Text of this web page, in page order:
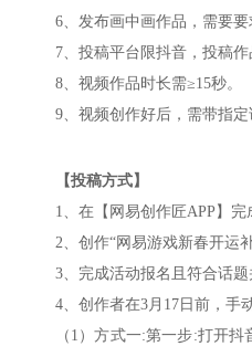
6、发布画中画作品，需要
7、投稿平台限抖音，投稿
8、视频作品时长需≥15秒。
9、视频创作好后，需带指
【投稿方式】
1、在【网易创作匠APP】
2、创作“网易游戏新春开运
3、完成活动报名且符合话
4、创作者在3月17日前，手
（1）方式一:第一步:打开